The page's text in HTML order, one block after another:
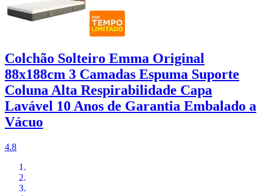
Colchão Solteiro Emma Original
88x188cm 3 Camadas Espuma Suporte
Coluna Alta Respirabilidade Capa
Lavável 10 Anos de Garantia Embalado a
Vácuo
4.8